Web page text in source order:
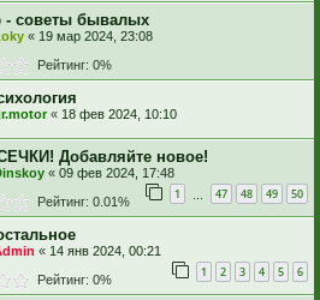
- советы бывалых
« 19 мар 2024, 23:08
Рейтинг: 0%
« 18 фев 2024, 10:10
Добавляйте новое!
« 09 фев 2024, 17:48
1 47 48 49 50
Рейтинг: 0.01%
« 14 янв 2024, 00:21
1 2 3 4 5 6
Рейтинг: 0%